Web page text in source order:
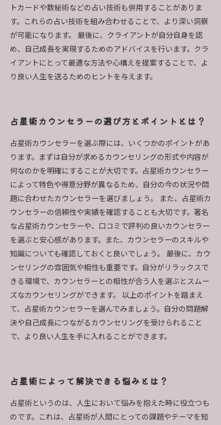
トカードや数秘術などの占い技術も併用することがありま
す。これらの占い技術を組み合わせることで、より深い洞察
が可能になります。 最後に、クライアントが自分自身を認
め、自己成長を実現するためのアドバイスを行います。クラ
イアントにとって最適な方法や心構えを提案することで、よ
り良い人生を送るためのヒントを与えます。
占星術カウンセラーの選び方とポイントとは？
占星術カウンセラーを選ぶ際には、いくつかのポイントがあ
ります。まずは自分が求めるカウンセリングの形式や内容が
何なのかを明確にすることが大切です。占星術カウンセラー
によって特色や得意分野が異なるため、自分の今の状況や問
題に合わせたカウンセラーを選びましょう。 また、占星術カ
ウンセラーの信頼性や実績を確認することも大切です。著名
な占星術カウンセラーや、口コミで評判の良いカウンセラー
を選ぶと安心感があります。また、カウンセラーのスキルや
知識についても確認しておくと良いでしょう。 最後に、カウ
ンセリングの雰囲気や相性も重要です。自分がリラックスで
きる環境で、カウンセラーとの相性が合う人を選ぶとスムー
ズなカウンセリングができます。 以上のポイントを踏まえ
て、占星術カウンセラーを選んでみましょう。自分の問題解
決や自己成長につながるカウンセリングを受けられること
で、より良い人生を手に入れることができます。
占星術によって解決できる悩みとは？
占星術というのは、人生において悩みを抱えた時に役立つも
のです。これは、占星術が人間にとっての課題やテーマを知